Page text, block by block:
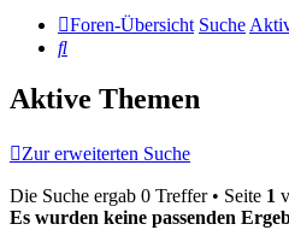
Foren-Übersicht Suche
Suche
Aktive Themen
Zur erweiterten Suche
Die Suche ergab 0 Treffer • Seite 1
Es wurden keine passenden